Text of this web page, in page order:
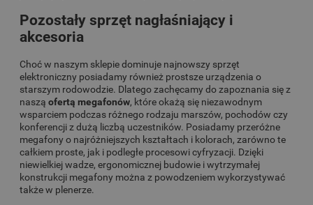
Pozostały sprzęt nagłaśniający i
akcesoria
Choć w naszym sklepie dominuje najnowszy sprzęt
elektroniczny posiadamy również prostsze urządzenia o
starszym rodowodzie. Dlatego zachęcamy do zapoznania się z
naszą ofertą megafonów, które okażą się niezawodnym
wsparciem podczas różnego rodzaju marszów, pochodów czy
konferencji z dużą liczbą uczestników. Posiadamy przeróżne
megafony o najróżniejszych kształtach i kolorach, zarówno te
całkiem proste, jak i podległe procesowi cyfryzacji. Dzięki
niewielkiej wadze, ergonomicznej budowie i wytrzymałej
konstrukcji megafony można z powodzeniem wykorzystywać
także w plenerze.